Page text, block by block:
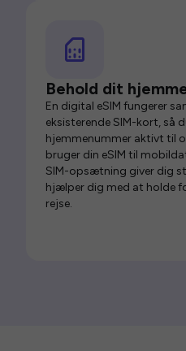
Behold dit
En digital eSIM fungerer
eksisterende SIM-kort, så
hjemmenummer aktivt til
bruger din eSIM til
SIM-opsætning giver dig
hjælper dig med at holde
rejse.